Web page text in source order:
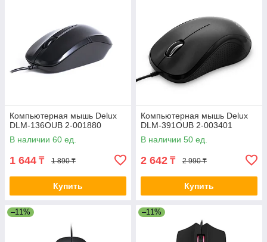
Компьютерная мышь Delux
DLM-136OUB 2-001880
В наличии 60 ед.
1 644 ₸ 1 890 ₸
Купить
Компьютерная мышь Delux
DLM-391OUB 2-003401
В наличии 50 ед.
2 642 ₸ 2 990 ₸
Купить
–11% –11%